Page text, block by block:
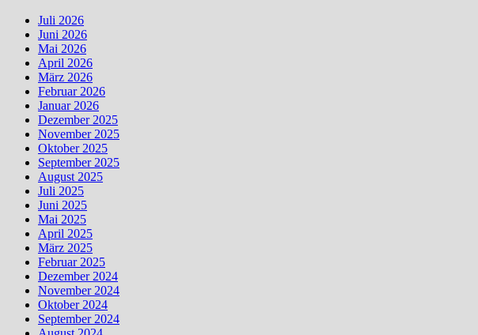
Juli 2026
Juni 2026
Mai 2026
April 2026
März 2026
Februar 2026
Januar 2026
Dezember 2025
November 2025
Oktober 2025
September 2025
August 2025
Juli 2025
Juni 2025
Mai 2025
April 2025
März 2025
Februar 2025
Dezember 2024
November 2024
Oktober 2024
September 2024